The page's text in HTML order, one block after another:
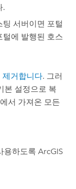
.
서버이면 포털
에 발행된 호스
거합니다. 그러
본 설정으로 복
서 가져온 모든
용하도록 ArcGIS